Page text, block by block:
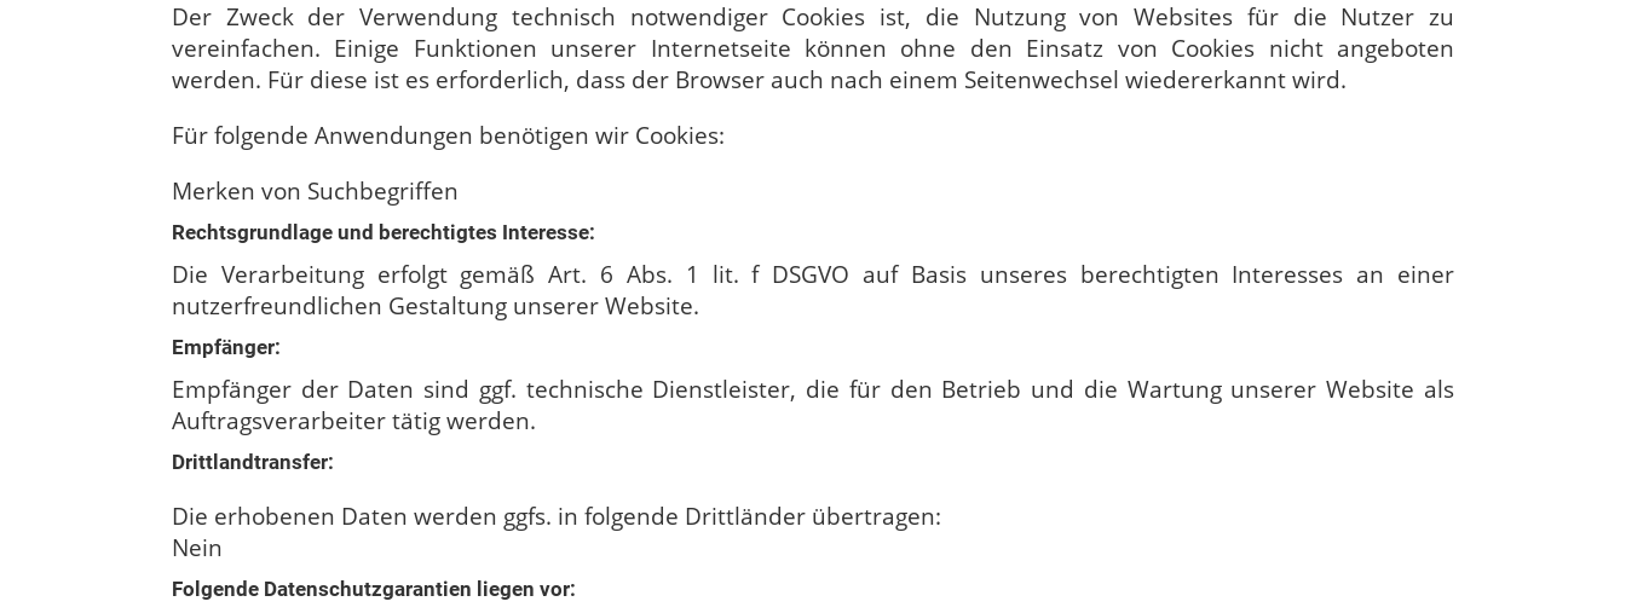
Der Zweck der Verwendung technisch notwendiger Cookies ist, die Nutzung von Websites für die Nutzer zu
vereinfachen. Einige Funktionen unserer Internetseite können ohne den Einsatz von Cookies nicht angeboten
werden. Für diese ist es erforderlich, dass der Browser auch nach einem Seitenwechsel wiedererkannt wird.
Für folgende Anwendungen benötigen wir Cookies:
Merken von Suchbegriffen
Rechtsgrundlage und berechtigtes Interesse:
Die Verarbeitung erfolgt gemäß Art. 6 Abs. 1 lit. f DSGVO auf Basis unseres berechtigten Interesses an einer
nutzerfreundlichen Gestaltung unserer Website.
Empfänger:
Empfänger der Daten sind ggf. technische Dienstleister, die für den Betrieb und die Wartung unserer Website als
Auftragsverarbeiter tätig werden.
Drittlandtransfer:
Die erhobenen Daten werden ggfs. in folgende Drittländer übertragen:
Nein
Folgende Datenschutzgarantien liegen vor: